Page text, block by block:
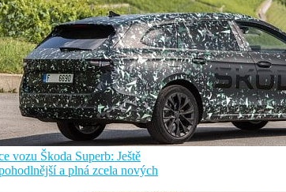
vozu Škoda Superb: Ještě
a plná zcela nových